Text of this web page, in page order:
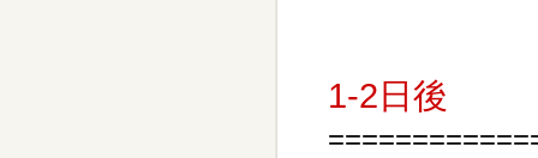
1-2日後